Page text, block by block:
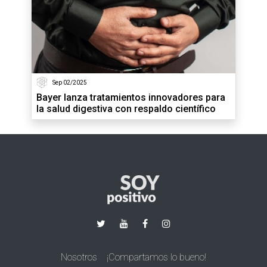
Sep 02/2025
Bayer lanza tratamientos innovadores para
la salud digestiva con respaldo científico
Nosotros ¡Compartamos lo bueno!